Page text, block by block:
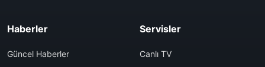
Haberler
Güncel Haberler
Servisler
Canlı TV